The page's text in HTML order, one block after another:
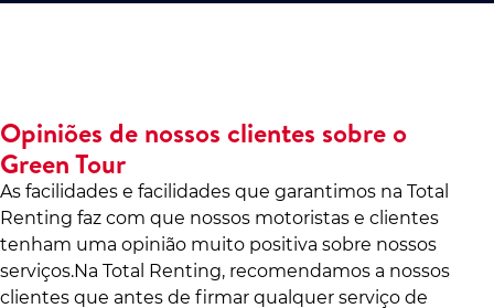
Opiniões de nossos clientes sobre o
Green Tour
As facilidades e facilidades que garantimos na Total
Renting faz com que nossos motoristas e clientes
tenham uma opinião muito positiva sobre nossos
serviços.Na Total Renting, recomendamos a nossos
clientes que antes de firmar qualquer serviço de